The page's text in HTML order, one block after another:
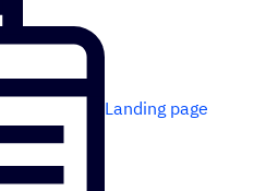
Landing page